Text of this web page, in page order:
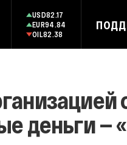
USD82.17
EUR94.84
OIL82.38
деньги —